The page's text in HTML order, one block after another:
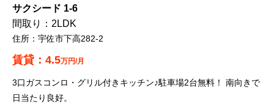
サクシード 1-6
2LDK
宇佐市下高282-2
4.5万円/月
3口ガスコンロ・グリル付きキッチン♪駐車場2台無料！ 南向きで
日当たり良好。